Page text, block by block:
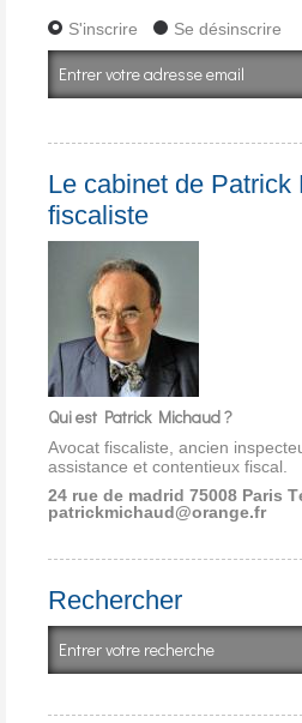
S'inscrire Se désinscrire
Le cabinet de Patrick
fiscaliste
Qui est Patrick Michaud ?
Avocat fiscaliste, ancien
assistance et contentieux fiscal.
24 rue de madrid 75008 Paris
patrickmichaud@orange.fr
Rechercher